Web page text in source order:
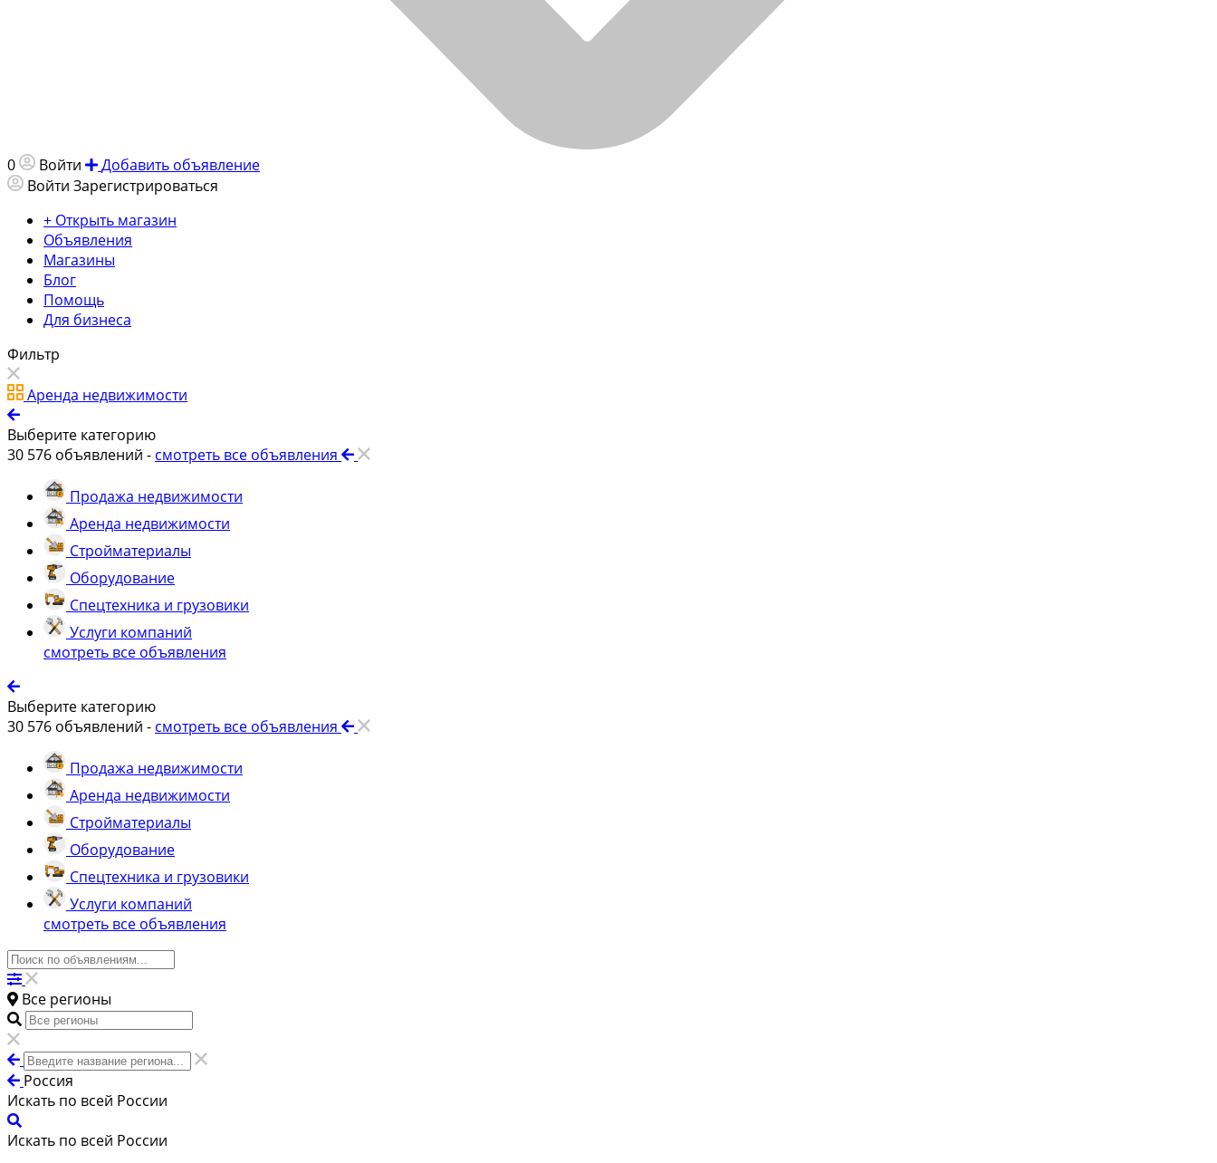
0 Войти
Добавить объявление
Войти Зарегистрироваться
+ Открыть магазин
Объявления
Магазины
Блог
Помощь
Для бизнеса
Фильтр
Аренда недвижимости
Выберите категорию
30 576 объявлений - смотреть все объявления
Продажа недвижимости
Аренда недвижимости
Стройматериалы
Оборудование
Спецтехника и грузовики
Услуги компаний
смотреть все объявления
Выберите категорию
30 576 объявлений - смотреть все объявления
Продажа недвижимости
Аренда недвижимости
Стройматериалы
Оборудование
Спецтехника и грузовики
Услуги компаний
смотреть все объявления
Все регионы
Россия
Искать по всей России
Искать по всей России